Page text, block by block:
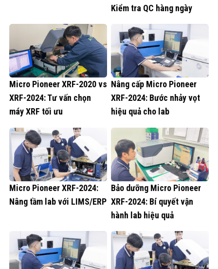
Kiểm tra QC hàng ngày
Micro Pioneer XRF-2020 vs
XRF-2024: Tư vấn chọn
máy XRF tối ưu
Nâng cấp Micro Pioneer
XRF-2024: Bước nhảy vọt
hiệu quả cho lab
Micro Pioneer XRF-2024:
Nâng tầm lab với LIMS/ERP
Bảo dưỡng Micro Pioneer
XRF-2024: Bí quyết vận
hành lab hiệu quả